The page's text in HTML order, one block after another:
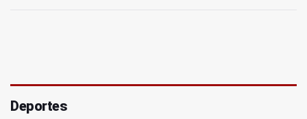
Deportes